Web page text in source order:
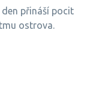
den přináší pocit
ostrova.